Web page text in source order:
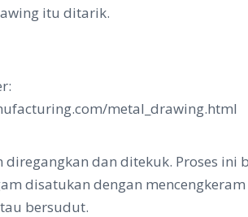
itu ditarik.
metal_drawing.html
dan ditekuk. Proses ini
disatukan dengan
bersudut.